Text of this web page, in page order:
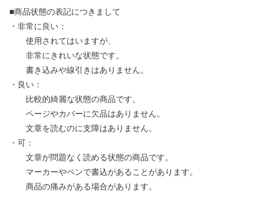
■商品状態の表記につきまして
・非常に良い：
使用されてはいますが、
非常にきれいな状態です。
書き込みや線引きはありません。
・良い：
比較的綺麗な状態の商品です。
ページやカバーに欠品はありません。
文章を読むのに支障はありません。
・可：
文章が問題なく読める状態の商品です。
マーカーやペンで書込があることがあります。
商品の痛みがある場合があります。